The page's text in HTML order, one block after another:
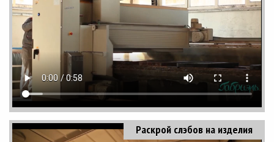
Раскрой слэбов на изделия